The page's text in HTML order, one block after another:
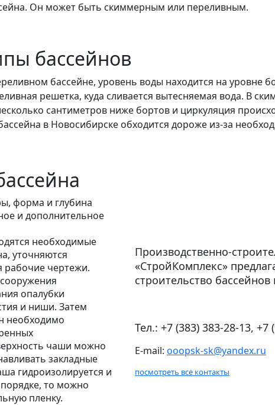
Он может быть скиммерным или переливным.
бассейнов
бассейне, уровень воды находится на уровне
решетка, куда сливается вытесняемая вода. В
сантиметров ниже бортов и циркуляция
в Новосибирске обходится дороже из-за
форма и глубина
и дополнительное
необходимые
уточняются
рабочие чертежи.
опалубки
и ниши. Затем
необходимо
чаши можно
закладные
гидроизолируется и
то можно
пленку.
Производственно-
«СтройКомплекс»
строительство
Тел.: +7 (383) 383-28-13, +7
E-mail: ooopsk-sk@yandex.ru
посмотреть все контакты